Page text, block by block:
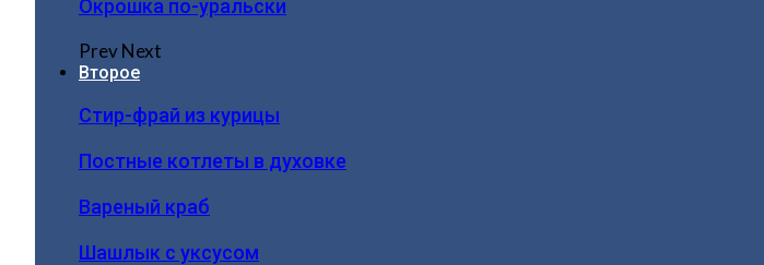
Окрошка по-уральски
PrevNext
Второе
Стир-фрай из курицы
Постные котлеты в духовке
Вареный краб
Шашлык с уксусом